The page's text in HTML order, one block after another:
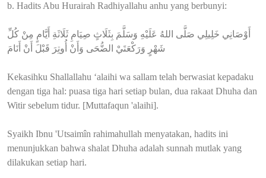
b. Hadits Abu Hurairah Radhiyallahu anhu yang berbunyi:
أَوْصَانِي خَلِيلِي صَلَّى اللهُ عَلَيْهِ وَسَلَّمَ بِثَلَاثٍ صِيَامِ ثَلَاثَةِ أَيَّامٍ مِنْ كُلِّ
شَهْرٍ وَرَكْعَتَيْ الضُّحَى وَأَنْ أُوتِرَ قَبْلَ أَنْ أَنَامَ
Kekasihku Shallallahu ‘alaihi wa sallam telah berwasiat kepadaku
dengan tiga hal: puasa tiga hari setiap bulan, dua rakaat Dhuha dan
Witir sebelum tidur. [Muttafaqun 'alaihi].
Syaikh Ibnu 'Utsaimîn rahimahullah menyatakan, hadits ini
menunjukkan bahwa shalat Dhuha adalah sunnah mutlak yang
dilakukan setiap hari.